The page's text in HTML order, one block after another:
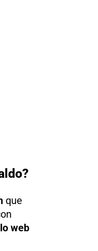
que
web